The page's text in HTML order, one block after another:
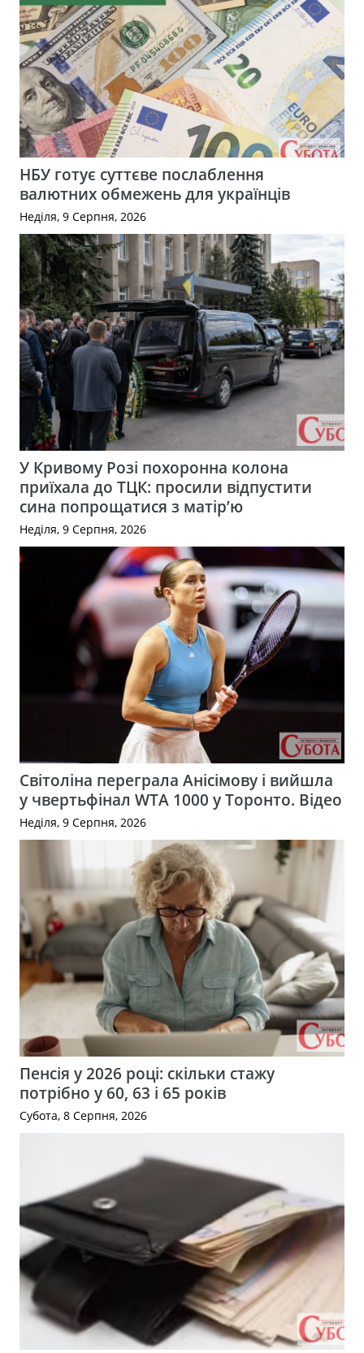
НБУ готує суттєве послаблення
валютних обмежень для українців
Неділя, 9 Серпня, 2026
У Кривому Розі похоронна колона
приїхала до ТЦК: просили відпустити
сина попрощатися з матір’ю
Неділя, 9 Серпня, 2026
Світоліна переграла Анісімову і вийшла
у чвертьфінал WTA 1000 у Торонто. Відео
Неділя, 9 Серпня, 2026
Пенсія у 2026 році: скільки стажу
потрібно у 60, 63 і 65 років
Субота, 8 Серпня, 2026